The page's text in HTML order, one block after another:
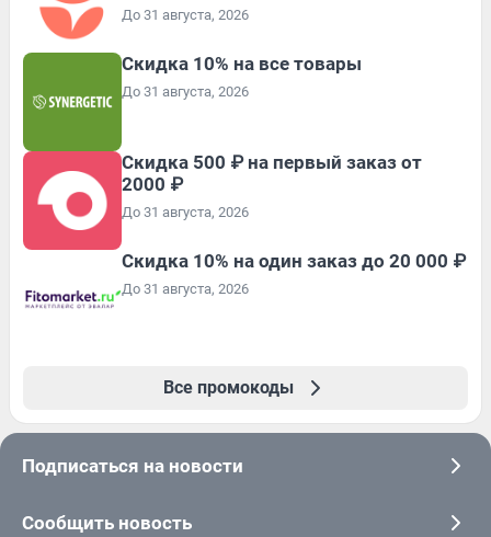
До 31 августа, 2026
Скидка 10% на все товары
До 31 августа, 2026
Скидка 500 ₽ на первый заказ от
2000 ₽
До 31 августа, 2026
Скидка 10% на один заказ до 20 000 ₽
До 31 августа, 2026
Все промокоды
Подписаться на новости
Сообщить новость